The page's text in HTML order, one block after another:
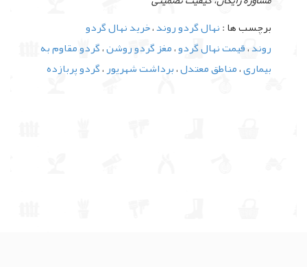
برچسب ها :نهال گردو روند،خرید نهال گردو
روند،قیمت نهال گردو،مغز گردو روشن،گردو مقاوم به
بیماری،مناطق معتدل،برداشت شهریور،گردو پربازده